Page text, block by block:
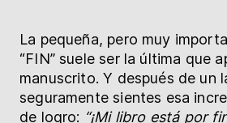
La pequeña, pero muy
“FIN” suele ser la última que
manuscrito. Y después de un
seguramente sientes esa
de logro: “¡Mi libro está por